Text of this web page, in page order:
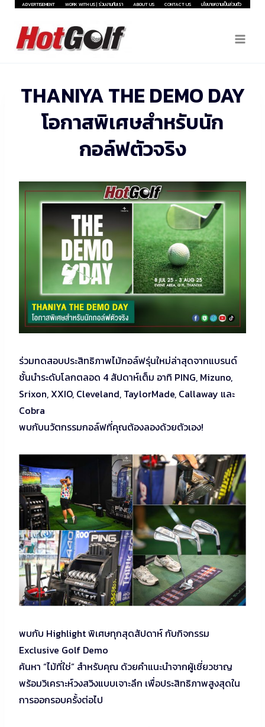
Skip
content
ADVERTISEMENT WORK WITH US | ร่วมงานกับเรา ABOUT US CONTACT US นโยบายความเป็นส่วนตัว
THANIYA THE DEMO DAY
โอกาสพิเศษสำหรับนัก
กอล์ฟตัวจริง
ร่วมทดสอบประสิทธิภาพไม้กอล์ฟรุ่นใหม่ล่าสุดจากแบรนด์
ชั้นนำระดับโลกตลอด 4 สัปดาห์เต็ม อาทิ PING, Mizuno,
Srixon, XXIO, Cleveland, TaylorMade, Callaway และ
Cobra
พบกับนวัตกรรมกอล์ฟที่คุณต้องลองด้วยตัวเอง!
พบกับ Highlight พิเศษทุกสุดสัปดาห์ กับกิจกรรม
Exclusive Golf Demo
ค้นหา “ไม้ที่ใช่” สำหรับคุณ ด้วยคำแนะนำจากผู้เชี่ยวชาญ
พร้อมวิเคราะห์วงสวิงแบบเจาะลึก เพื่อประสิทธิภาพสูงสุดใน
การออกรอบครั้งต่อไป